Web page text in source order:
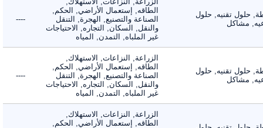
حلول تقنيه, حلول
مشاكل
الطاقه, إستعمال الأراضي, الحكم,
الصناعة والتصنيع, الهجرة, التنقل
والنقل, السكان, التجاره, الاحتياجات
غير الملباه, التمدن, المياه
----
حلول تقنيه, حلول
مشاكل
الزراعة, النزاعات, الاستهلاك,
الطاقه, إستعمال الأراضي, الحكم,
الصناعة والتصنيع, الهجرة, التنقل
والنقل, السكان, التجاره, الاحتياجات
غير الملباه, التمدن, المياه
----
الزراعة, النزاعات, الاستهلاك,
الطاقه, إستعمال الأراضي, الحكم,